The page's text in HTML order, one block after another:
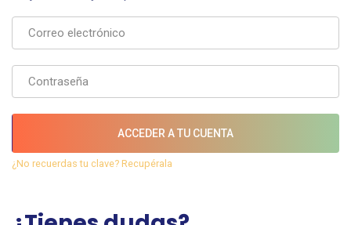
ACCEDER A TU CUENTA
¿No recuerdas tu clave? Recupérala